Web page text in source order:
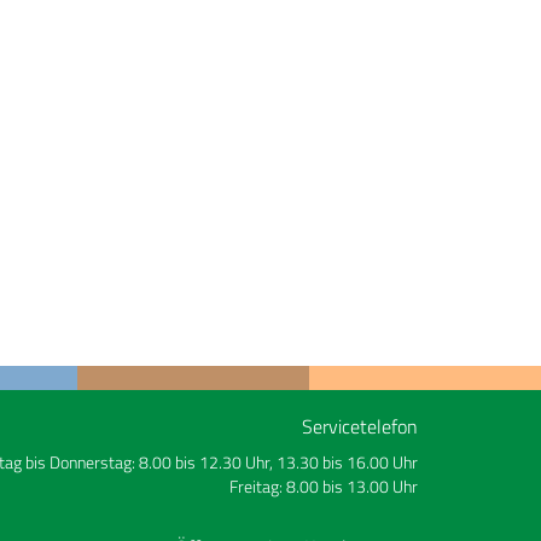
Servicetelefon
bis Donnerstag: 8.00 bis 12.30 Uhr, 13.30 bis 16.00 Uhr
Freitag: 8.00 bis 13.00 Uhr